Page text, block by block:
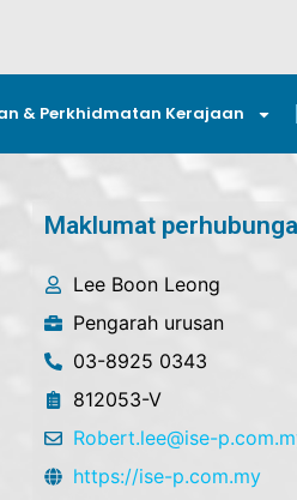
& Perkhidmatan Kerajaan
Maklumat
Lee Boon Leong
Pengarah urusan
03-8925 0343
812053-V
Robert.lee@ise-
https://ise-p.com.my